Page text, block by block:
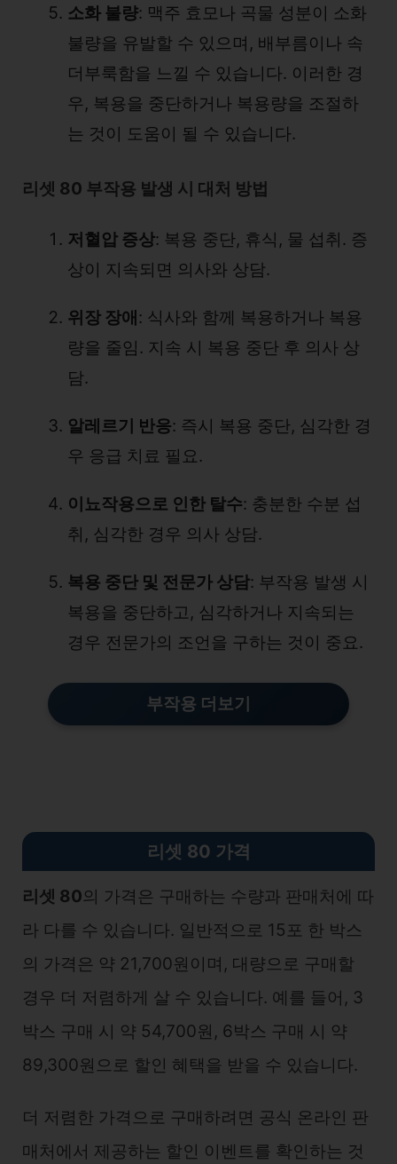
소화 불량: 맥주 효모나 곡물 성분이 소화
불량을 유발할 수 있으며, 배부름이나 속
더부룩함을 느낄 수 있습니다. 이러한 경
우, 복용을 중단하거나 복용량을 조절하
는 것이 도움이 될 수 있습니다.
리셋 80 부작용 발생 시 대처 방법
저혈압 증상: 복용 중단, 휴식, 물 섭취. 증
상이 지속되면 의사와 상담.
위장 장애: 식사와 함께 복용하거나 복용
량을 줄임. 지속 시 복용 중단 후 의사 상
담.
알레르기 반응: 즉시 복용 중단, 심각한 경
우 응급 치료 필요.
이뇨작용으로 인한 탈수: 충분한 수분 섭
취, 심각한 경우 의사 상담.
복용 중단 및 전문가 상담: 부작용 발생 시
복용을 중단하고, 심각하거나 지속되는
경우 전문가의 조언을 구하는 것이 중요.
부작용 더보기
리셋 80 가격
리셋 80의 가격은 구매하는 수량과 판매처에 따
라 다를 수 있습니다. 일반적으로 15포 한 박스
의 가격은 약 21,700원이며, 대량으로 구매할
경우 더 저렴하게 살 수 있습니다. 예를 들어, 3
박스 구매 시 약 54,700원, 6박스 구매 시 약
89,300원으로 할인 혜택을 받을 수 있습니다.
더 저렴한 가격으로 구매하려면 공식 온라인 판
매처에서 제공하는 할인 이벤트를 확인하는 것